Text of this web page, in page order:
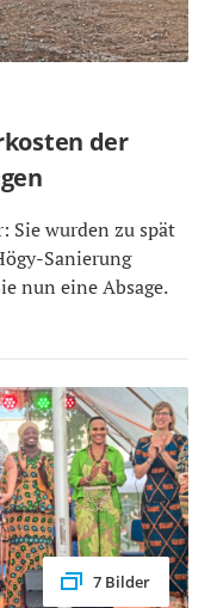
der
Sie wurden zu spät
Sanierung
nun eine Absage.
7 Bilder